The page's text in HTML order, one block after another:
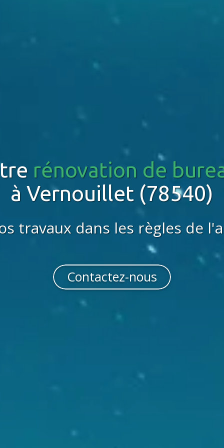
rénovation de
à Vernouillet (78540)
travaux dans les règles de
Contactez-nous